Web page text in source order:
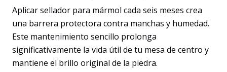
Aplicar sellador para mármol cada seis meses crea
una barrera protectora contra manchas y humedad.
Este mantenimiento sencillo prolonga
significativamente la vida útil de tu mesa de centro y
mantiene el brillo original de la piedra.